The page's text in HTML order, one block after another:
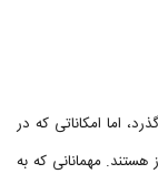
اما امکاناتی که در
مهمانانی که به